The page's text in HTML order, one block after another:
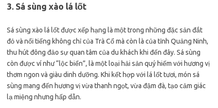
3. Sá sùng xào lá lốt
Sá sùng xào lá lốt được xếp hạng là một trong những đặc sản đắt
đỏ và nổi tiếng không chỉ của Trà Cổ mà còn là của tỉnh Quảng Ninh,
thu hút đông đảo sự quan tâm của du khách khi đến đây. Sá sùng
còn được ví như “lộc biển”, là một loại hải sản quý hiếm với hương vị
thơm ngon và giàu dinh dưỡng. Khi kết hợp với lá lốt tươi, món sá
sùng mang đến hương vị vừa thanh ngọt, vừa đậm đà, tạo cảm giác
lạ miệng nhưng hấp dẫn.